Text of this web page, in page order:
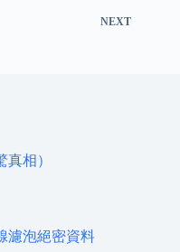
NEXT
相）
濾泡絕密資料